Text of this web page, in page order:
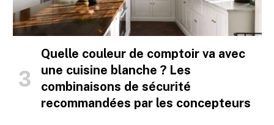
Quelle couleur de comptoir va avec
une cuisine blanche ? Les
combinaisons de sécurité
recommandées par les concepteurs